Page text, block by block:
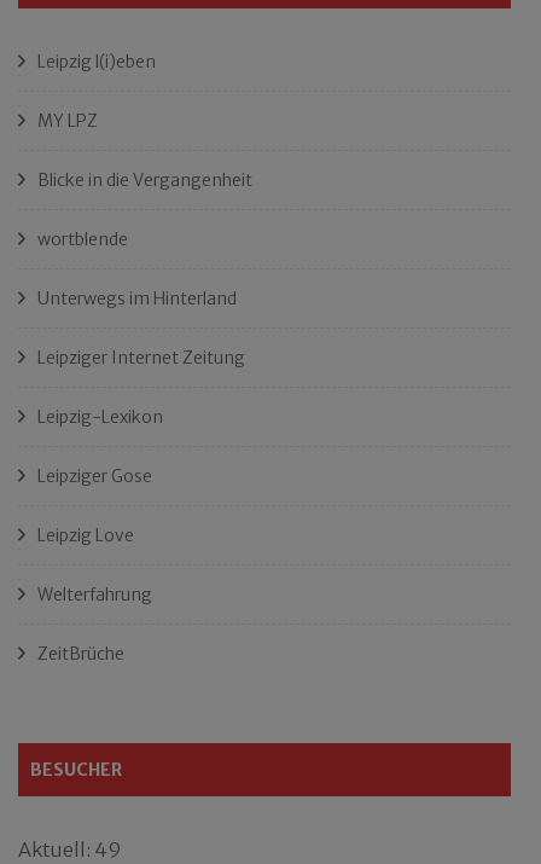
Leipzig l(i)eben
MY LPZ
Blicke in die Vergangenheit
wortblende
Unterwegs im Hinterland
Leipziger Internet Zeitung
Leipzig-Lexikon
Leipziger Gose
Leipzig Love
Welterfahrung
ZeitBrüche
BESUCHER
Aktuell: 49